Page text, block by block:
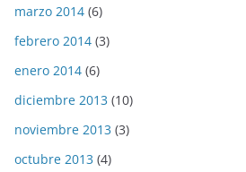
marzo 2014 (6)
febrero 2014 (3)
enero 2014 (6)
diciembre 2013 (10)
noviembre 2013 (3)
octubre 2013 (4)